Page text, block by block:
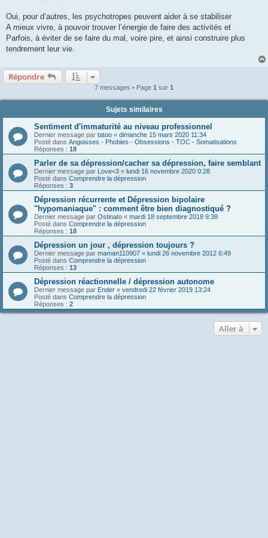
Oui, pour d’autres, les psychotropes peuvent aider à se stabiliser
A mieux vivre, à pouvoir trouver l’énergie de faire des activités et
Parfois, à éviter de se faire du mal, voire pire, et ainsi construire plus
tendrement leur vie.
Répondre
7 messages • Page 1 sur 1
Sujets similaires
Sentiment d'immaturité au niveau professionnel
Dernier message par tatoo « dimanche 15 mars 2020 11:34
Posté dans Angoisses - Phobies - Obsessions - TOC - Somatisations
Réponses : 18
Parler de sa dépression/cacher sa dépression, faire semblant
Dernier message par Love<3 « lundi 16 novembre 2020 0:28
Posté dans Comprendre la dépression
Réponses : 3
Dépression récurrente et Dépression bipolaire
"hypomaniaque" : comment être bien diagnostiqué ?
Dernier message par Ostinato « mardi 18 septembre 2018 9:38
Posté dans Comprendre la dépression
Réponses : 18
Dépression un jour , dépression toujours ?
Dernier message par maman110907 « lundi 26 novembre 2012 6:49
Posté dans Comprendre la dépression
Réponses : 13
Dépression réactionnelle / dépression autonome
Dernier message par Ender « vendredi 22 février 2019 13:24
Posté dans Comprendre la dépression
Réponses : 2
Aller à